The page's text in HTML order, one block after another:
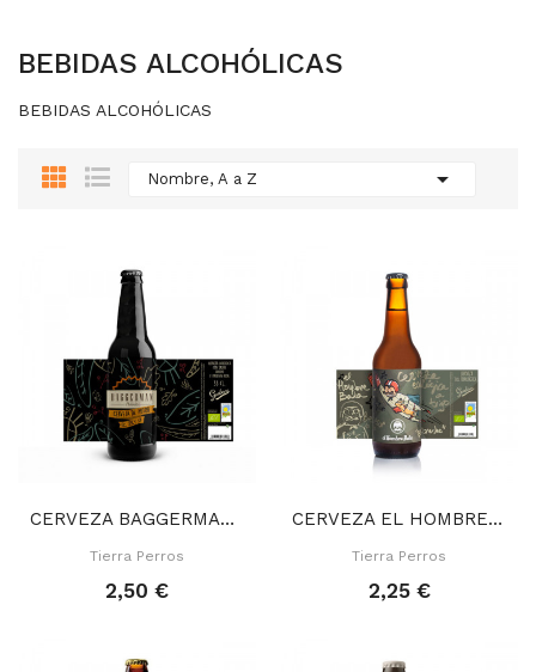
BEBIDAS ALCOHÓLICAS
BEBIDAS ALCOHÓLICAS
Nombre, A a Z 
CERVEZA BAGGERMAN 33 CL
Tierra Perros
2,50 €
CERVEZA EL HOMBRE BALA 33 CL
Tierra Perros
2,25 €